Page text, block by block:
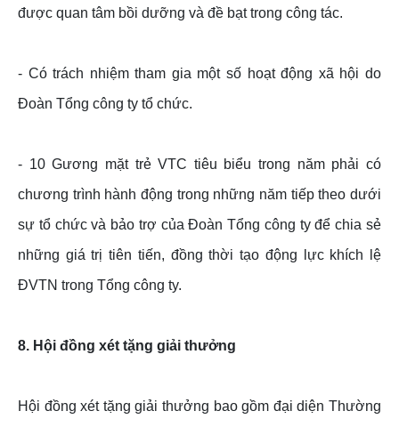
được quan tâm bồi dưỡng và đề bạt trong công tác.
- Có trách nhiệm tham gia một số hoạt động xã hội do
Đoàn Tổng công ty tổ chức.
- 10 Gương mặt trẻ VTC tiêu biểu trong năm phải có
chương trình hành động trong những năm tiếp theo dưới
sự tổ chức và bảo trợ của Đoàn Tổng công ty để chia sẻ
những giá trị tiên tiến, đồng thời tạo động lực khích lệ
ĐVTN trong Tổng công ty.
8. Hội đồng xét tặng giải thưởng
Hội đồng xét tặng giải thưởng bao gồm đại diện Thường